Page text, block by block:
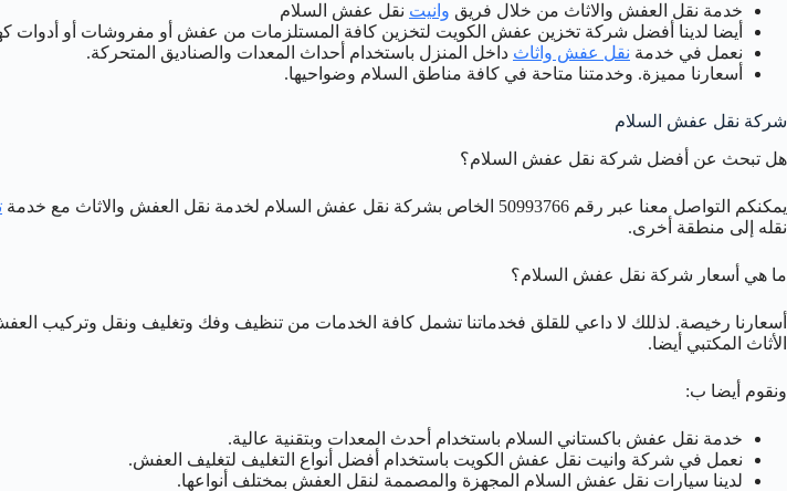
خدمة نقل العفش والاثاث من خلال فريق وانيت نقل عفش السلام
أيضا لدينا أفضل شركة تخزين عفش الكويت لتخزين كافة المستلزمات من عفش أو مفروشات أو أدوات
نعمل في خدمة نقل عفش واثاث داخل المنزل باستخدام أحداث المعدات والصناديق المتحركة.
أسعارنا مميزة. وخدمتنا متاحة في كافة مناطق السلام وضواحيها.
شركة نقل عفش السلام
هل تبحث عن أفضل شركة نقل عفش السلام؟
يمكنكم التواصل معنا عبر رقم 50993766 الخاص بشركة نقل عفش السلام لخدمة نقل العفش والاثاث مع خدمة
نقله إلى منطقة أخرى.
ما هي أسعار شركة نقل عفش السلام؟
أسعارنا رخيصة. لذللك لا داعي للقلق فخدماتنا تشمل كافة الخدمات من تنظيف وفك وتغليف ونقل وتركيب
الأثاث المكتبي أيضا.
ونقوم أيضا ب:
خدمة نقل عفش باكستاني السلام باستخدام أحدث المعدات وبتقنية عالية.
نعمل في شركة وانيت نقل عفش الكويت باستخدام أفضل أنواع التغليف لتغليف العفش.
لدينا سيارات نقل عفش السلام المجهزة والمصممة لنقل العفش بمختلف أنواعها.